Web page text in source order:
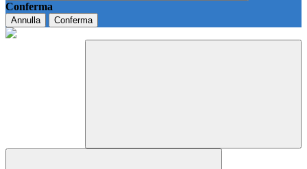
Conferma
Annulla Conferma